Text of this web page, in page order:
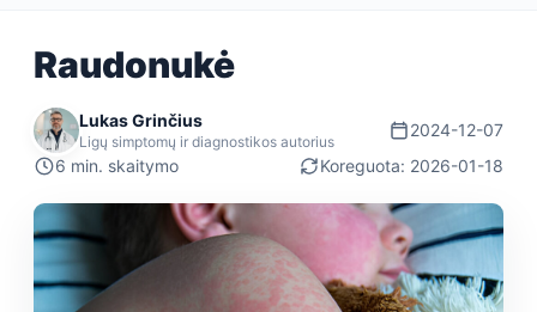
Raudonukė
Lukas Grinčius
Ligų simptomų ir diagnostikos autorius
2024-12-07
6 min. skaitymo
Koreguota: 2026-01-18